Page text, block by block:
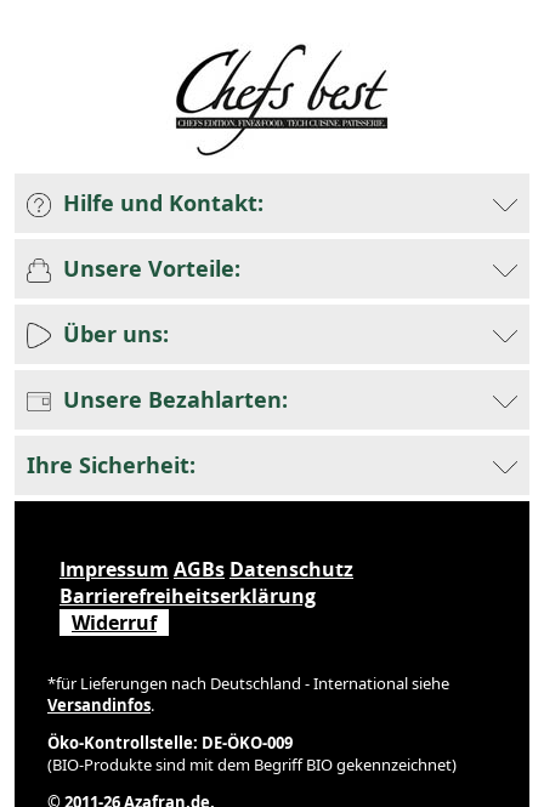
Hilfe und Kontakt:
Unsere Vorteile:
Über uns:
Unsere Bezahlarten:
Ihre Sicherheit:
Impressum AGBs Datenschutz
Barrierefreiheitserklärung
Widerruf
*für Lieferungen nach Deutschland - International siehe
Versandinfos.
Öko-Kontrollstelle: DE-ÖKO-009
(BIO-Produkte sind mit dem Begriff BIO gekennzeichnet)
© 2011-26 Azafran.de.